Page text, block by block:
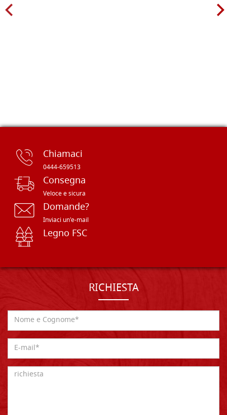
Chiamaci
0444-659513
Consegna
Veloce e sicura
Domande?
Inviaci un'e-mail
Legno FSC
RICHIESTA